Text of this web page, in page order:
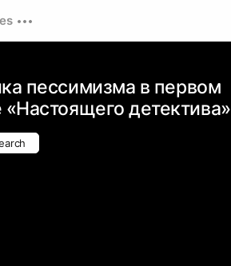
пессимизма в первом
«Настоящего детектива»